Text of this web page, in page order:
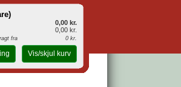
)
0,00 kr.
0,00 kr.
fra 0 kr.
Vis/skjul kurv